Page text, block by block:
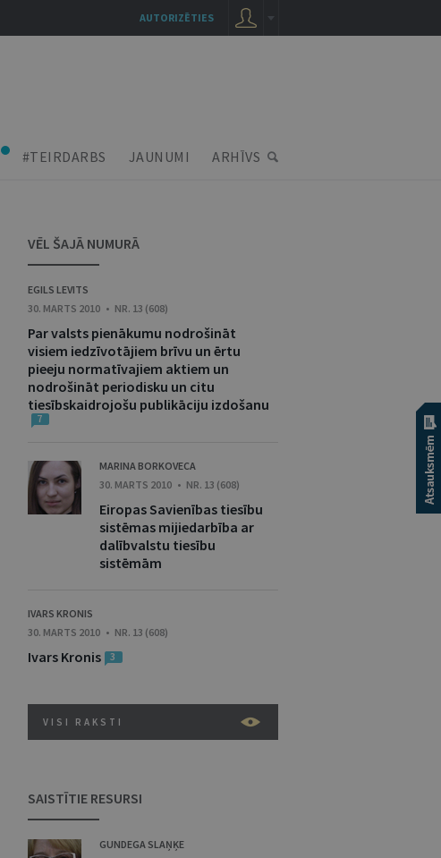
#TEIRDARBS JAUNUMI ARHĪVS
VĒL ŠAJĀ NUMURĀ
EGILS LEVITS
30. MARTS 2010 • NR. 13 (608)
Par valsts pienākumu nodrošināt
visiem iedzīvotājiem brīvu un ērtu
pieeju normatīvajiem aktiem un
nodrošināt periodisku un citu
tiesībskaidrojošu publikāciju izdošanu
7
MARINA BORKOVECA
30. MARTS 2010 • NR. 13 (608)
Eiropas Savienības tiesību
sistēmas mijiedarbība ar
dalībvalstu tiesību
sistēmām
IVARS KRONIS
30. MARTS 2010 • NR. 13 (608)
Ivars Kronis 3
VISI RAKSTI
SAISTĪTIE RESURSI
GUNDEGA SLAŅĶE
AUTORIZĒTIES